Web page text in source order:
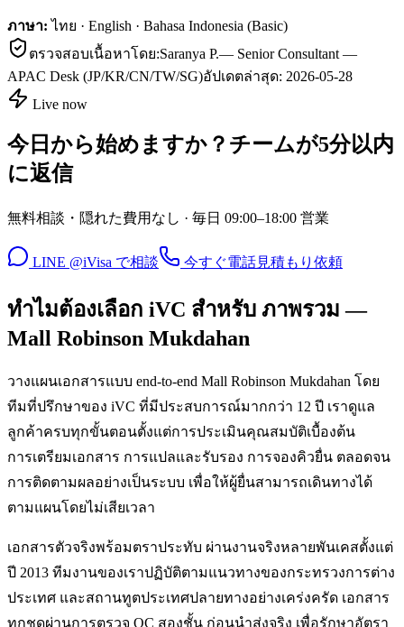
ภาษา: ไทย · English · Bahasa Indonesia (Basic)
ตรวจสอบเนื้อหาโดย:Saranya P.— Senior Consultant —
APAC Desk (JP/KR/CN/TW/SG)อัปเดตล่าสุด: 2026-05-28
Live now
今日から始めますか？チームが5分以内
に返信
無料相談・隠れた費用なし · 毎日 09:00–18:00 営業
LINE @iVisa で相談 今すぐ電話見積もり依頼
ทำไมต้องเลือก iVC สำหรับ ภาพรวม —
Mall Robinson Mukdahan
วางแผนเอกสารแบบ end-to-end Mall Robinson Mukdahan โดย
ทีมที่ปรึกษาของ iVC ที่มีประสบการณ์มากกว่า 12 ปี เราดูแล
ลูกค้าครบทุกขั้นตอนตั้งแต่การประเมินคุณสมบัติเบื้องต้น
การเตรียมเอกสาร การแปลและรับรอง การจองคิวยื่น ตลอดจน
การติดตามผลอย่างเป็นระบบ เพื่อให้ผู้ยื่นสามารถเดินทางได้
ตามแผนโดยไม่เสียเวลา
เอกสารตัวจริงพร้อมตราประทับ ผ่านงานจริงหลายพันเคสตั้งแต่
ปี 2013 ทีมงานของเราปฏิบัติตามแนวทางของกระทรวงการต่าง
ประเทศ และสถานทูตประเทศปลายทางอย่างเคร่งครัด เอกสาร
ทุกชุดผ่านการตรวจ QC สองชั้น ก่อนนำส่งจริง เพื่อรักษาอัตรา